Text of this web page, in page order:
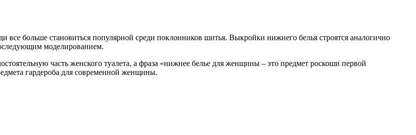
все больше становиться популярной среди поклонников шитья. Выкройки нижнего белья строятся аналогично
моделированием.
часть женского туалета, а фраза «нижнее белье для женщины – это предмет роскоши первой
гардероба для современной женщины.